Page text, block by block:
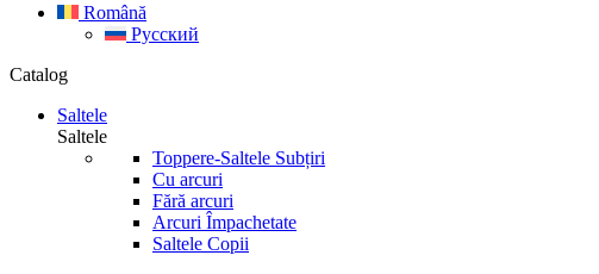
Română
Русский
Catalog
Saltele
Saltele
Toppere-Saltele Subțiri
Cu arcuri
Fără arcuri
Arcuri Împachetate
Saltele Copii